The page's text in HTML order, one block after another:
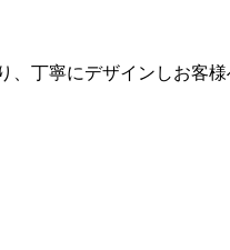
丁寧にデザインしお客